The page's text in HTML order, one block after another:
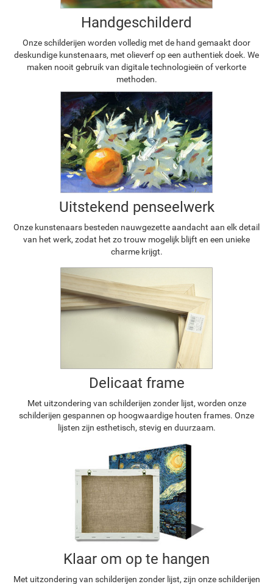
Handgeschilderd
Onze schilderijen worden volledig met de hand gemaakt door
deskundige kunstenaars, met olieverf op een authentiek doek. We
maken nooit gebruik van digitale technologieën of verkorte
methoden.
Uitstekend penseelwerk
Onze kunstenaars besteden nauwgezette aandacht aan elk detail
van het werk, zodat het zo trouw mogelijk blijft en een unieke
charme krijgt.
Delicaat frame
Met uitzondering van schilderijen zonder lijst, worden onze
schilderijen gespannen op hoogwaardige houten frames. Onze
lijsten zijn esthetisch, stevig en duurzaam.
Klaar om op te hangen
Met uitzondering van schilderijen zonder lijst, zijn onze schilderijen